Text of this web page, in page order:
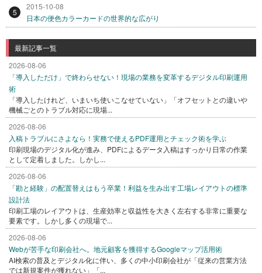
5
2015-10-08
日本の便色カラーカードの世界的な広がり
最新記事一覧
2026-08-06
「導入しただけ」で終わらせない！現場の業務を変革するデジタル印刷運用
術
「導入したけれど、いまいち使いこなせていない」「オフセットとの違いや
機械ごとのトラブル対応に現場...
2026-08-06
入稿トラブルにさよなら！実務で使えるPDF運用とチェック術を学ぶ
印刷現場のデジタル化が進み、PDFによるデータ入稿はすっかり日常の作業
として定着しました。しかし...
2026-08-06
「勘と経験」の配置替えはもう卒業！利益を生み出す工場レイアウトの標準
設計法
印刷工場のレイアウトは、生産効率と収益性を大きく左右する非常に重要な
要素です。しかし多くの現場で...
2026-08-06
Webが苦手な印刷会社へ。地元顧客を獲得するGoogleマップ活用術
AI検索の普及とデジタル化に伴い、多くの中小印刷会社が「従来の営業方法
では新規案件が獲れない」「...